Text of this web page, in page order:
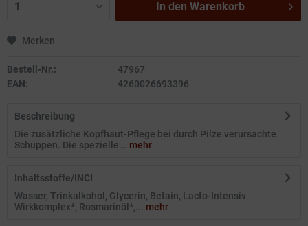
In den Warenkorb
Merken
Bestell-Nr.:
47967
EAN:
4260026693396
Beschreibung
Die zusätzliche Kopfhaut-Pflege bei durch Pilze verursachte
Schuppen. Die spezielle... mehr
Inhaltsstoffe/INCI
Wasser, Trinkalkohol, Glycerin, Betain, Lacto-Intensiv
Wirkkomplex*, Rosmarinöl*,... mehr